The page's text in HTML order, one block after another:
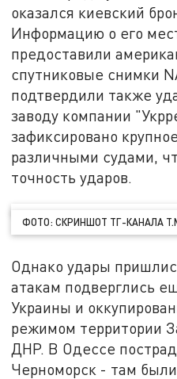
оказался киевский
Информацию о его
предоставили
спутниковые снимки
подтвердили также
заводу компании
зафиксировано
различными судами,
точность ударов.
ФОТО: СКРИНШОТ ТГ-КАНАЛА
Однако удары
атакам подверглись
Украины и
режимом территории
ДНР. В Одессе
Черноморск - там